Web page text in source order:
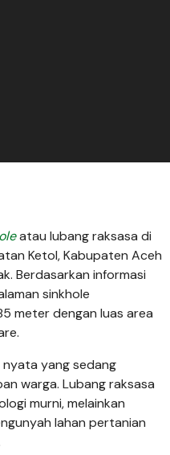
atau lubang raksasa di
Ketol, Kabupaten Aceh
Berdasarkan informasi
sinkhole
meter dengan luas area
nyata yang sedang
warga. Lubang raksasa
murni, melainkan
lahan pertanian